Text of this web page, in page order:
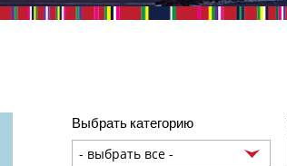
Выбрать категорию